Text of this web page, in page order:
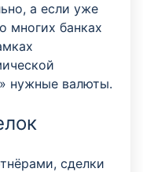
а если уже
многих банках
нужные валюты.
сделки